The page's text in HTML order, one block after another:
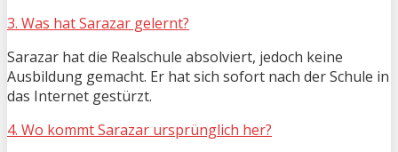
3. Was hat Sarazar gelernt?
Sarazar hat die Realschule absolviert, jedoch keine
Ausbildung gemacht. Er hat sich sofort nach der Schule in
das Internet gestürzt.
4. Wo kommt Sarazar ursprünglich her?